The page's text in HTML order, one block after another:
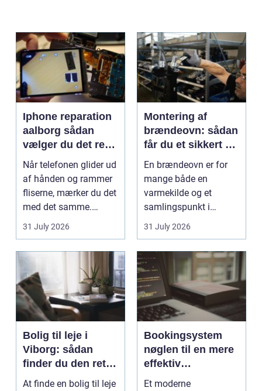
Iphone reparation
aalborg sådan
vælger du det rette
værksted
Når telefonen glider ud
af hånden og rammer
fliserne, mærker du det
med det samme.
Skærmen splintrer...
31 July 2026
Montering af
brændeovn: sådan
får du et sikkert og
smukt resultat
En brændeovn er for
mange både en
varmekilde og et
samlingspunkt i
hjemmet. Flammerne
31 July 2026
Bolig til leje i
Viborg: sådan
finder du den rette
lejlighed
At finde en bolig til leje
Bookingsystem
nøglen til en mere
effektiv
klinikhverdag
Et moderne